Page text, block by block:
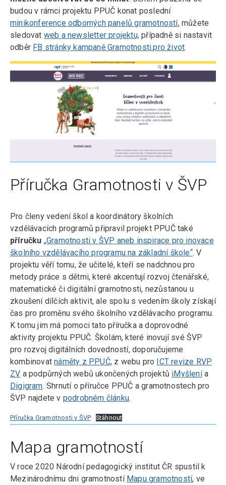
budou v rámci projektu PPUČ konat poslední
minikonference odborných panelů gramotností, můžete
sledovat web a newsletter projektu, případně si nastavit
odběr FB stránky kampaně Gramotnosti.pro život.
Příručka Gramotnosti v ŠVP
Pro členy vedení škol a koordinátory školních
vzdělávacích programů připravil projekt PPUČ také
příručku „Gramotnosti v ŠVP aneb inspirace pro inovace
školního vzdělávacího programu na základní škole“. V
projektu věří tomu, že učitelé, kteří se nadchnou pro
metody práce s dětmi, které akcentují rozvoj čtenářské,
matematické či digitální gramotnosti, nezůstanou u
zkoušení dílčích aktivit, ale spolu s vedením školy získají
čas pro proměnu svého školního vzdělávacího programu.
K tomu jim má pomoci tato příručka a doprovodné
aktivity projektu PPUČ. Školám, které inovují své ŠVP
pro rozvoj digitálních dovedností, doporučujeme
kombinovatnáměty z PPUČ, z webu pro ICT revize RVP
ZV a podpůrných webů ukončených projektů iMyšlenía
Digigram. Shrnutí o příručce PPUČ a gramotnostech pro
ŠVP najdete v podrobném článku.
Příručka Gramotnosti v ŠVP Stáhnout
Mapa gramotností
V roce 2020 Národní pedagogický institut ČR spustil k
Mezinárodnímu dni gramotností Mapu gramotností, ve